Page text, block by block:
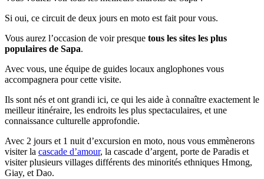
Si oui, ce circuit de deux jours en moto est fait pour vous.
Vous aurez l’occasion de voir presque tous les sites les plus
populaires de Sapa.
Avec vous, une équipe de guides locaux anglophones vous
accompagnera pour cette visite.
Ils sont nés et ont grandi ici, ce qui les aide à connaître exactement le
meilleur itinéraire, les endroits les plus spectaculaires, et une
connaissance culturelle approfondie.
Avec 2 jours et 1 nuit d’excursion en moto, nous vous emmènerons
visiter la cascade d’amour, la cascade d’argent, porte de Paradis et
visiter plusieurs villages différents des minorités ethniques Hmong,
Giay, et Dao.